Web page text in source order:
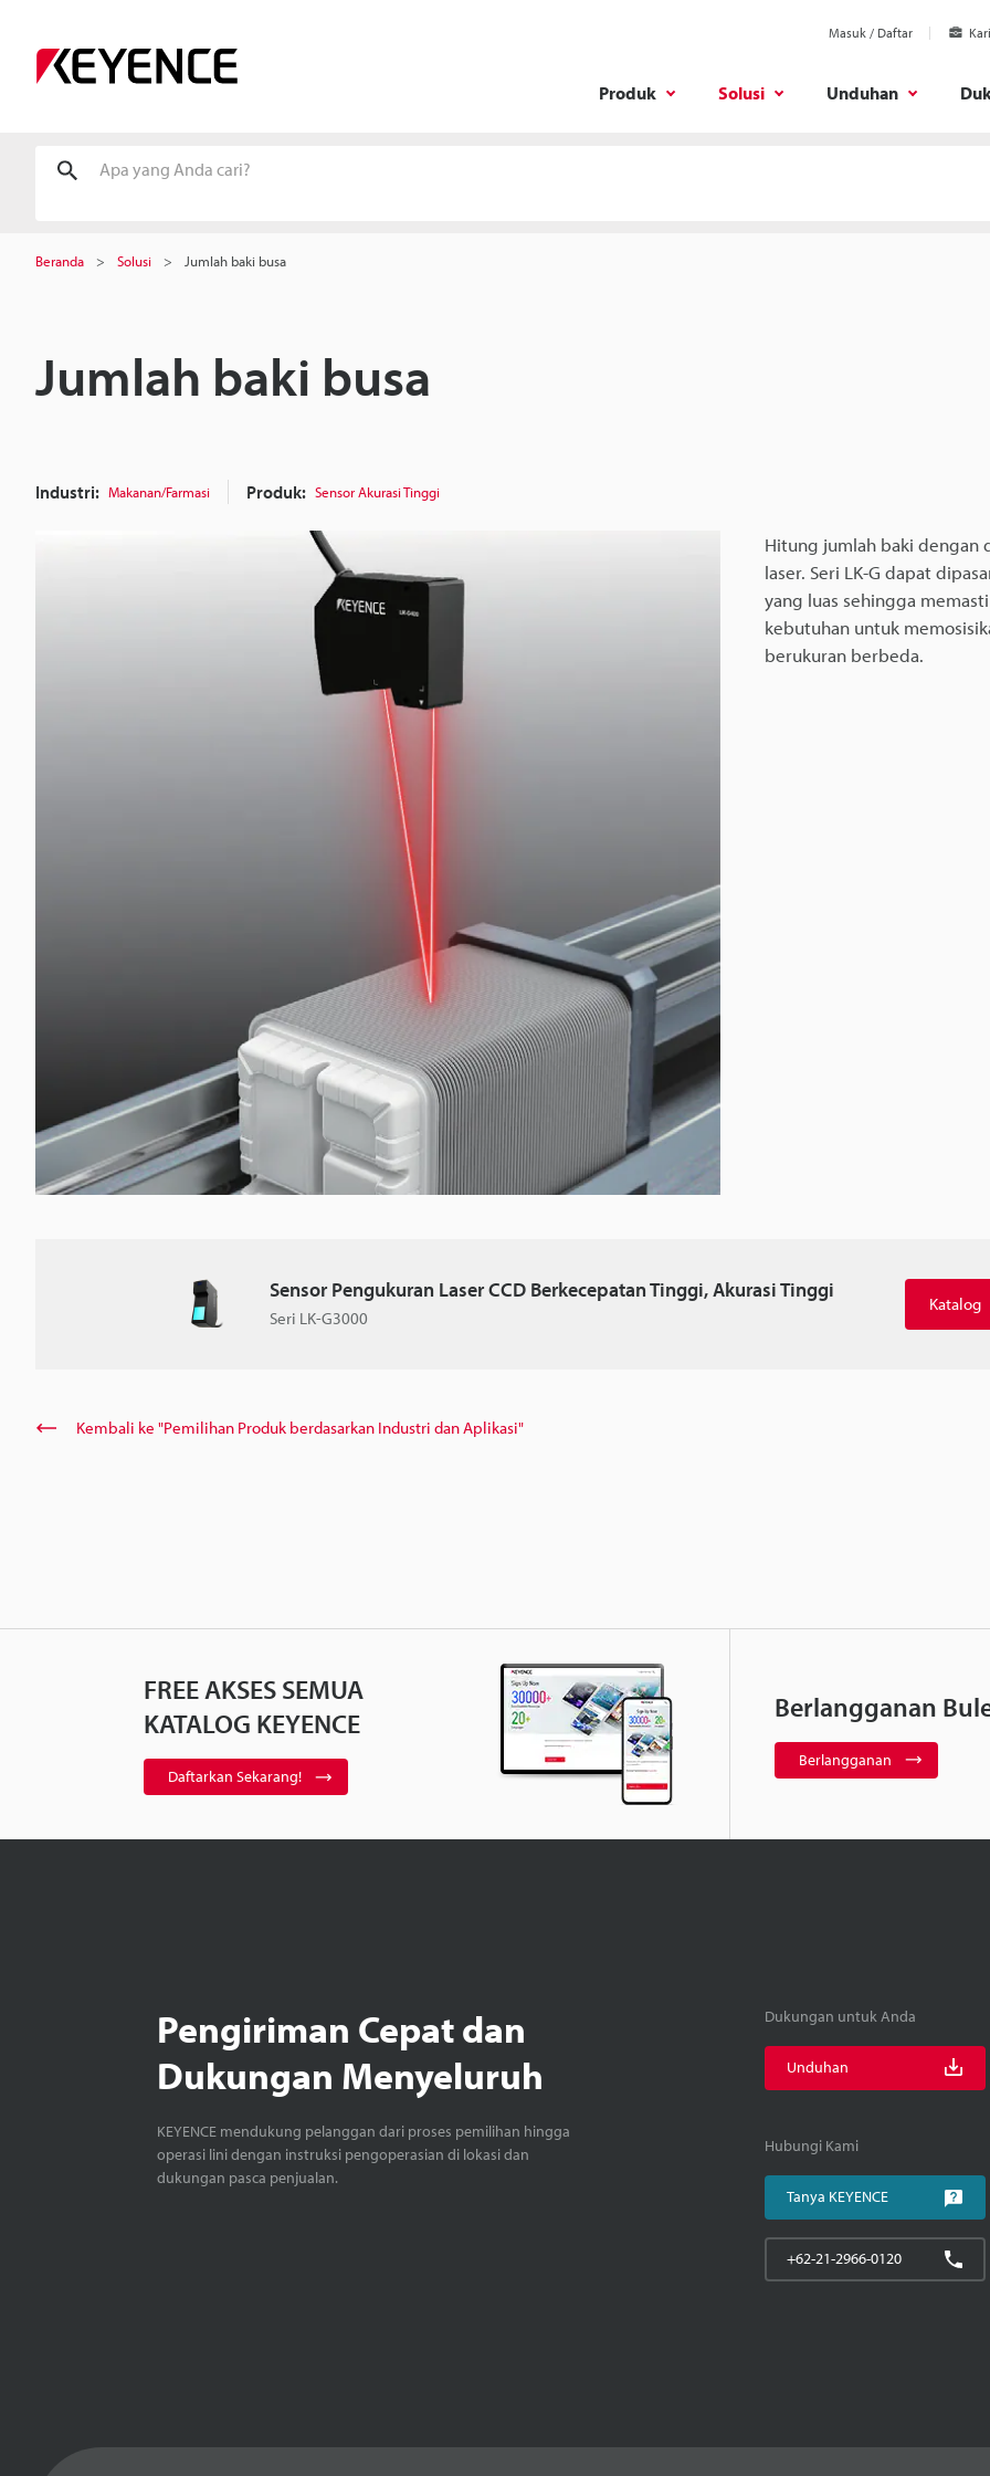
Masuk / Daftar
Produk Solusi Unduhan
Beranda Solusi Jumlah baki busa
Jumlah baki busa
Industri: Makanan/Farmasi Produk: Sensor Akurasi Tinggi
Hitung jumlah baki dengan
laser. Seri LK-G dapat
yang luas sehingga
kebutuhan untuk
berukuran berbeda.
Sensor Pengukuran Laser CCD Berkecepatan Tinggi, Akurasi Tinggi
Seri LK-G3000
Katalog
Kembali ke "Pemilihan Produk berdasarkan Industri dan Aplikasi"
FREE AKSES SEMUA
KATALOG KEYENCE
Daftarkan Sekarang!
Berlangganan
Berlangganan
Pengiriman Cepat dan
Dukungan Menyeluruh
KEYENCE mendukung pelanggan dari proses pemilihan hingga
operasi lini dengan instruksi pengoperasian di lokasi dan
dukungan pasca penjualan.
Dukungan untuk Anda
Unduhan
Hubungi Kami
Tanya KEYENCE
+62-21-2966-0120